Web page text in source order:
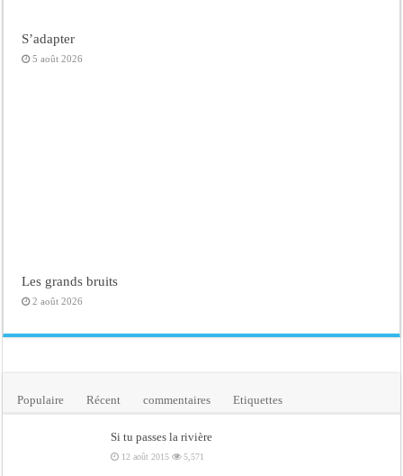
S’adapter
5 août 2026
Les grands bruits
2 août 2026
Populaire Récent commentaires Etiquettes
Si tu passes la rivière
12 août 2015 5,571